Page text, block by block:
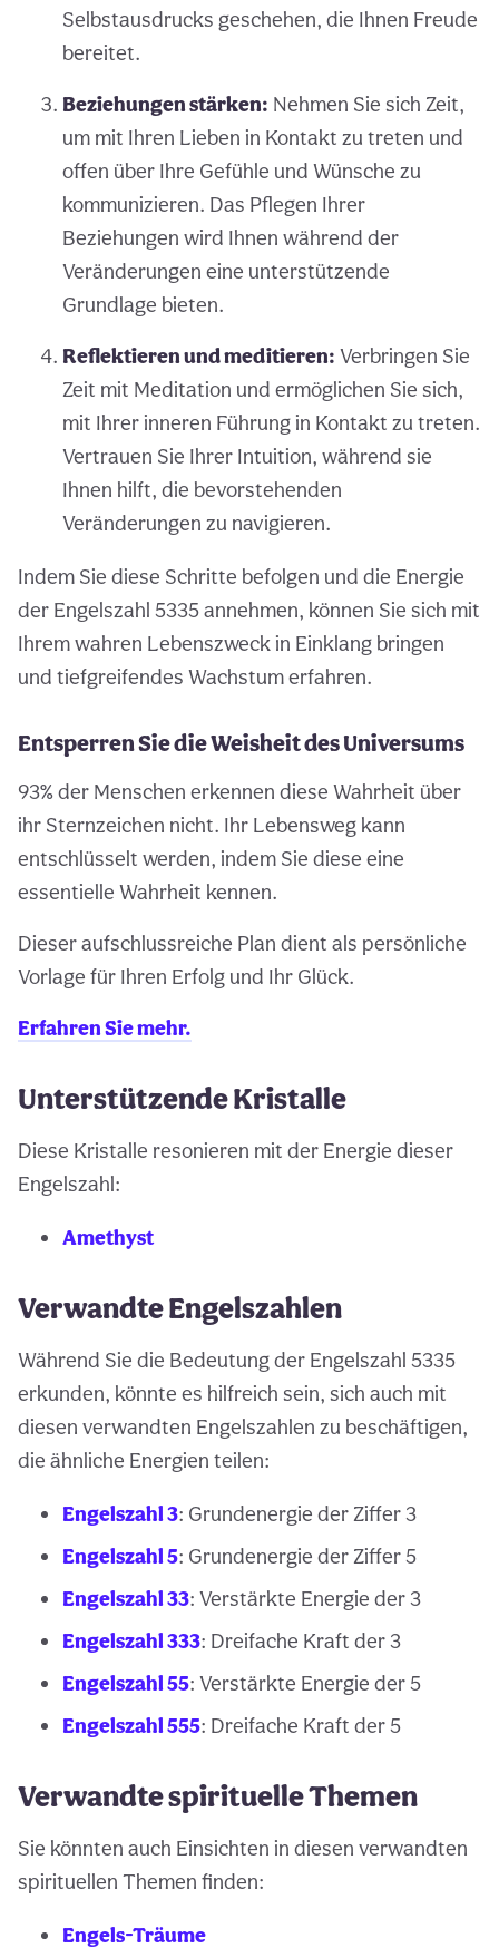
Selbstausdrucks geschehen, die Ihnen Freude
bereitet.
Beziehungen stärken: Nehmen Sie sich Zeit,
um mit Ihren Lieben in Kontakt zu treten und
offen über Ihre Gefühle und Wünsche zu
kommunizieren. Das Pflegen Ihrer
Beziehungen wird Ihnen während der
Veränderungen eine unterstützende
Grundlage bieten.
Reflektieren und meditieren: Verbringen Sie
Zeit mit Meditation und ermöglichen Sie sich,
mit Ihrer inneren Führung in Kontakt zu treten.
Vertrauen Sie Ihrer Intuition, während sie
Ihnen hilft, die bevorstehenden
Veränderungen zu navigieren.
Indem Sie diese Schritte befolgen und die Energie
der Engelszahl 5335 annehmen, können Sie sich mit
Ihrem wahren Lebenszweck in Einklang bringen
und tiefgreifendes Wachstum erfahren.
Entsperren Sie die Weisheit des Universums
93% der Menschen erkennen diese Wahrheit über
ihr Sternzeichen nicht. Ihr Lebensweg kann
entschlüsselt werden, indem Sie diese eine
essentielle Wahrheit kennen.
Dieser aufschlussreiche Plan dient als persönliche
Vorlage für Ihren Erfolg und Ihr Glück.
Erfahren Sie mehr.
Unterstützende Kristalle
Diese Kristalle resonieren mit der Energie dieser
Engelszahl:
Amethyst
Verwandte Engelszahlen
Während Sie die Bedeutung der Engelszahl 5335
erkunden, könnte es hilfreich sein, sich auch mit
diesen verwandten Engelszahlen zu beschäftigen,
die ähnliche Energien teilen:
Engelszahl 3: Grundenergie der Ziffer 3
Engelszahl 5: Grundenergie der Ziffer 5
Engelszahl 33: Verstärkte Energie der 3
Engelszahl 333: Dreifache Kraft der 3
Engelszahl 55: Verstärkte Energie der 5
Engelszahl 555: Dreifache Kraft der 5
Verwandte spirituelle Themen
Sie könnten auch Einsichten in diesen verwandten
spirituellen Themen finden:
Engels-Träume